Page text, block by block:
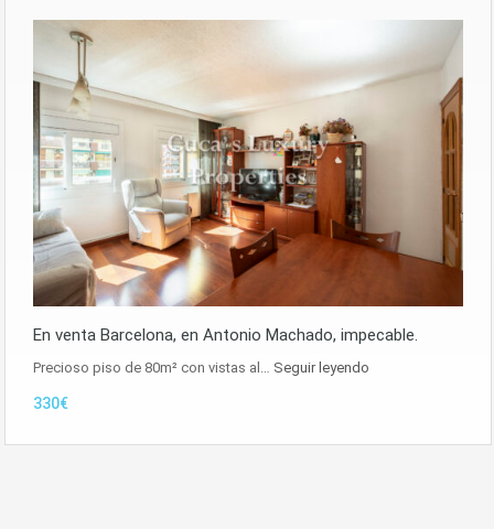
En venta Barcelona, en Antonio Machado, impecable.
Precioso piso de 80m² con vistas al… Seguir leyendo
330€